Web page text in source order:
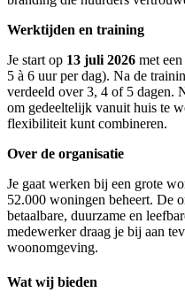
Werktijden en training
Je start op 13 juli 2026 met
5 à 6 uur per dag). Na de
verdeeld over 3, 4 of 5 dagen.
om gedeeltelijk vanuit huis te
flexibiliteit kunt combineren.
Over de organisatie
Je gaat werken bij een grote
52.000 woningen beheert. De
betaalbare, duurzame en
medewerker draag je bij aan
woonomgeving.
Wat wij bieden